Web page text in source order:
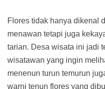
Flores tidak hanya dikenal
menawan tetapi juga
tarian. Desa wisata ini jadi
wisatawan yang ingin
menenun turun temurun
warni tenun flores yang